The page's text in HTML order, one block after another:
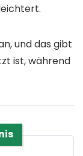
und das gibt
ist, während